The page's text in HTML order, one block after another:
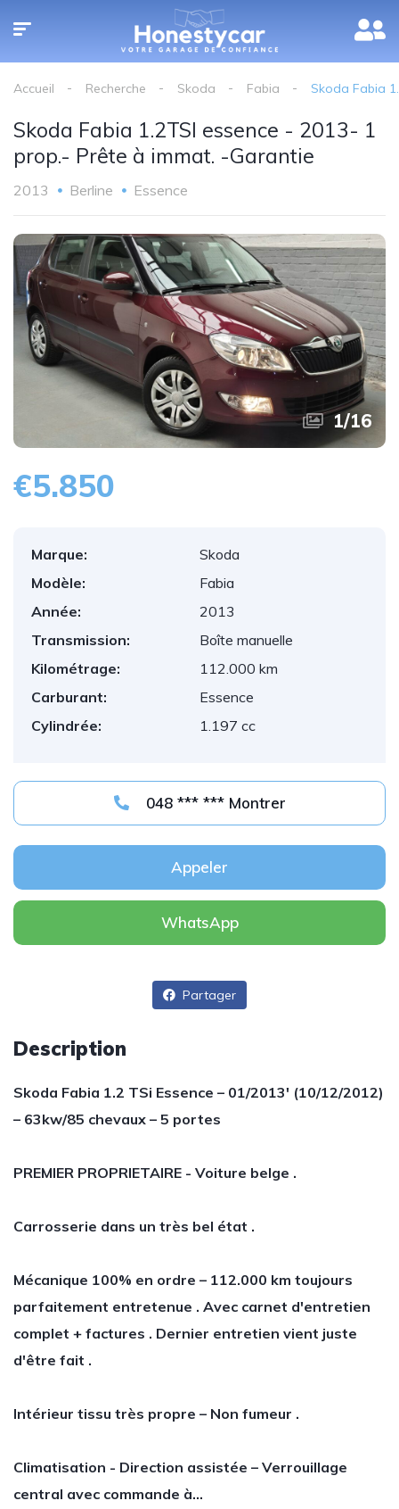
Accueil Recherche Skoda Fabia Skoda Fabia
Skoda Fabia 1.2TSI essence - 2013- 1
prop.- Prête à immat. -Garantie
2013 Berline Essence
1/16
€5.850
Marque:
Skoda
Modèle:
Fabia
Année:
2013
Transmission:
Boîte manuelle
Kilométrage:
112.000 km
Carburant:
Essence
Cylindrée:
1.197 cc
048 *** *** Montrer
Appeler
WhatsApp
Partager
Description
Skoda Fabia 1.2 TSi Essence – 01/2013′ (10/12/2012)
– 63kw/85 chevaux – 5 portes
PREMIER PROPRIETAIRE - Voiture belge .
Carrosserie dans un très bel état .
Mécanique 100% en ordre – 112.000 km toujours
parfaitement entretenue . Avec carnet d'entretien
complet + factures . Dernier entretien vient juste
d'être fait .
Intérieur tissu très propre – Non fumeur .
Climatisation - Direction assistée – Verrouillage
central avec commande à…